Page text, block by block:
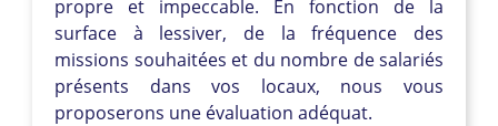
propre et impeccable. En fonction de la
surface à lessiver, de la fréquence des
missions souhaitées et du nombre de salariés
présents dans vos locaux, nous vous
proposerons une évaluation adéquat.